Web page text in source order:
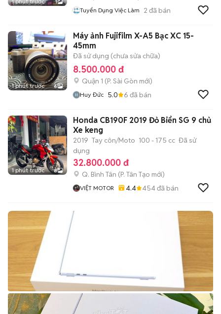
1
Tuyển Dụng Việc Làm 2 đã bán
1 phút trước 6
Máy ảnh Fujifilm X-A5 Bạc XC 15-
45mm
Đã sử dụng (chưa sửa chữa)
8.500.000 đ
Quận 1 (P. Sài Gòn mới)
Huy Đức 5.0 6 đã bán
1 phút trước 8
Honda CB190F 2019 Đỏ Biển SG 9 chủ
Xe keng
2019 Tay côn/Moto 100 - 175 cc Đã sử
dụng
32.800.000 đ
Q. Bình Tân (P. Tân Tạo mới)
VIỆT MOTOR 4.4 454đã bán